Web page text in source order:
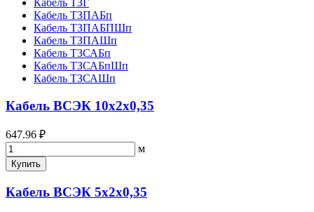
Кабель ТЗПАБп
Кабель ТЗПАБПШп
Кабель ТЗПАШп
Кабель ТЗСАБп
Кабель ТЗСАБпШп
Кабель ТЗСАШп
Кабель ВСЭК 10х2х0,35
647.96 ₽
м
Купить
Кабель ВСЭК 5х2х0,35